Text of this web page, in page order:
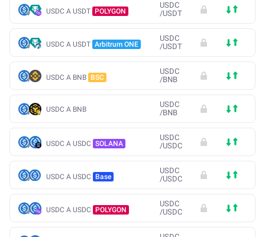
USDC A USDT POLYGON
USDC
/USDT
USDC A USDT Arbitrum ONE
USDC
/USDT
USDC A BNB BSC
USDC
/BNB
USDC A BNB
USDC
/BNB
USDC A USDC SOLANA
USDC
/USDC
USDC A USDC Base
USDC
/USDC
USDC A USDC POLYGON
USDC
/USDC